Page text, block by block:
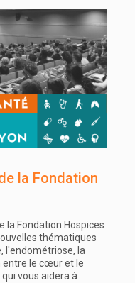
la Fondation
la Fondation Hospices
thématiques
l'endométriose, la
entre le cœur et le
vous aidera à